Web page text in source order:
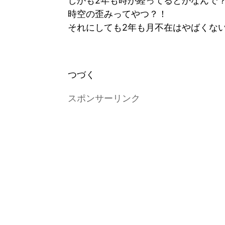
時空の歪みってやつ？！
それにしても2年も月不在はやばくな
つづく
スポンサーリンク